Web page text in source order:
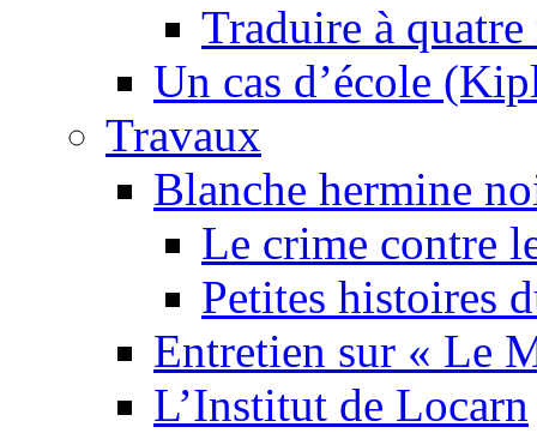
Traduire à quatre
Un cas d’école
Travaux
Blanche hermine
Le crime contre
Petites histoires
Entretien sur « Le
L’Institut de Locarn